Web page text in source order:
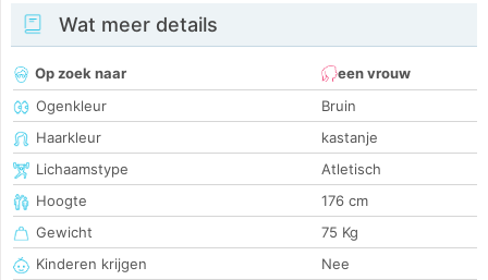
Wat meer details
Op zoek naar
een vrouw
Ogenkleur
Bruin
Haarkleur
kastanje
Lichaamstype
Atletisch
Hoogte
176 cm
Gewicht
75 Kg
Kinderen krijgen
Nee